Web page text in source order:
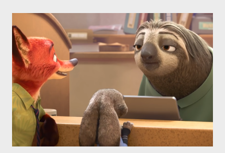
definitively sure that you'll find a site from which to download
the game files ;). Installation After downloading the game you
have to install it. If the *.iso file is compressed in a *.bz2 file you
have to uncompressed it. After that write in the Terminal this,
after you go with cd command in the folder where the iso file is:
sudo mount -t iso9660 -o loop HMM3-Linux.iso /mnt/fakecd ...